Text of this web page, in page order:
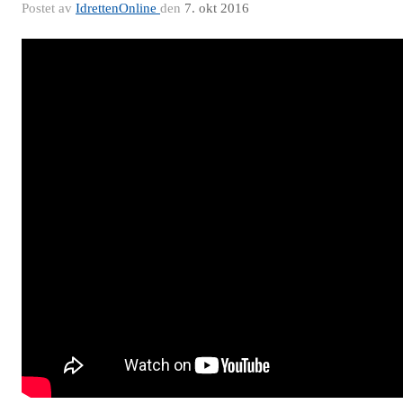
Postet av IdrettenOnline den 7. okt 2016